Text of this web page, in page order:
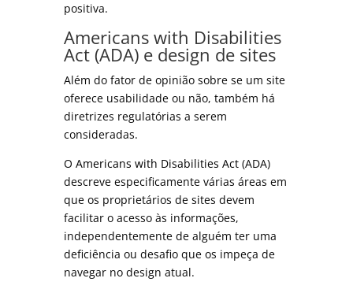
positiva.
Americans with Disabilities
Act (ADA) e design de sites
Além do fator de opinião sobre se um site
oferece usabilidade ou não, também há
diretrizes regulatórias a serem
consideradas.
O Americans with Disabilities Act(ADA)
descreve especificamente várias áreas em
que os proprietários de sites devem
facilitar o acesso às informações,
independentemente de alguém ter uma
deficiência ou desafio que os impeça de
navegar no design atual.